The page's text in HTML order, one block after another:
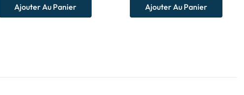
Ajouter Au Panier Ajouter Au Panier